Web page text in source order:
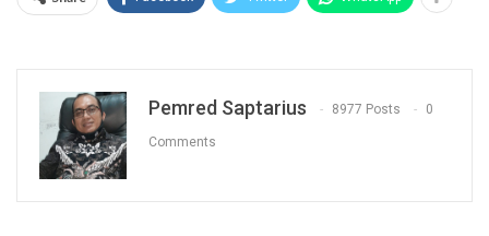
Pemred Saptarius 8977 Posts 0
Comments